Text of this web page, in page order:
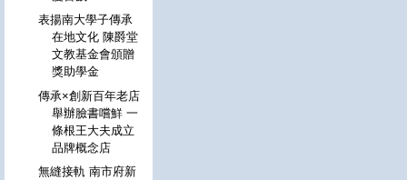
表揚南大學子傳承
在地文化 陳爵堂
文教基金會頒贈
獎助學金
傳承×創新百年老店
舉辦臉書嚐鮮 一
條根王大夫成立
品牌概念店
無縫接軌 南市府新